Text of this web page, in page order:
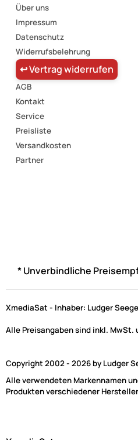
Über uns
Impressum
Datenschutz
Widerrufsbelehrung
↩ Vertrag widerrufen
AGB
Kontakt
Service
Preisliste
Versandkosten
Partner
* Unverbindliche
XmediaSat - Inhaber: Ludger
Alle Preisangaben sind inkl. MwSt.
Copyright 2002 - 2026 by Ludger
Alle verwendeten Markennamen
Produkten verschiedener